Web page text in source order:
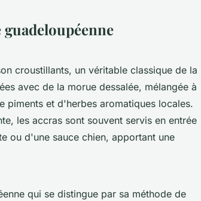
croustillants, un véritable classique de la
avec de la morue dessalée, mélangée à
et d'herbes aromatiques locales.
les accras sont souvent servis en entrée
ou d'une sauce chien, apportant une
qui se distingue par sa méthode de